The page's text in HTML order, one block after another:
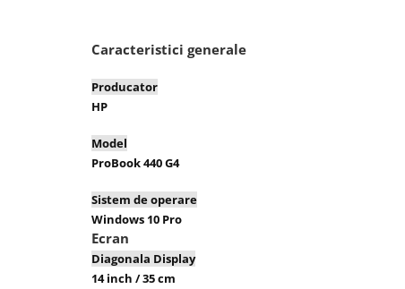
Solid-State Drive (SSD)
Laptopuri / Notebook-uri
Alimentatoare Laptopuri
Componente Laptop
Laptop / Notebook REFURBISHED
Docking Station / Hub-uri
Docking Station
Caracteristici generale
Producator
HP
Model
ProBook 440 G4
Sistem de operare
Windows 10 Pro
Ecran
Diagonala Display
14 inch / 35 cm